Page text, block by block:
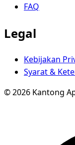
FAQ
Legal
Kebijakan
Syarat &
© 2026 Kantong